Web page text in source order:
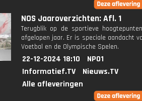
NOS Jaaroverzichten: Afl. 1
Terugblik op de sportieve
afgelopen jaar. Er is speciale aandacht
Voetbal en de Olympische Spelen.
22-12-2024 18:10
NPO1
Informatief.TV
Nieuws.TV
Alle afleveringen